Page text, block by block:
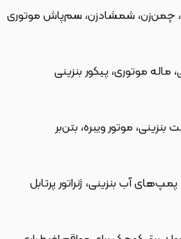
چمن‌زن، شمشادزن، سم‌پاش موتوری
ماله موتوری، پیکور بنزینی
بنزینی، موتور ویبره، بتن‌بر
پمپ‌های آب بنزینی، ژنراتور پرتابل